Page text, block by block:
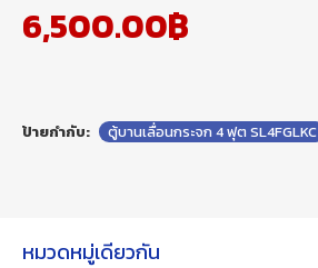
6,500.00฿
ป้ายกำกับ: ตู้บานเลื่อนกระจก 4 ฟุต SL4FGLKC
หมวดหมู่เดียวกัน